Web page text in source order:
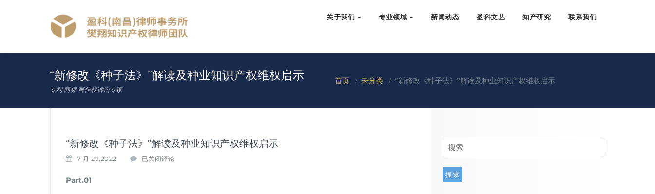
关于我们 专业领域 新闻动态 盈科文丛 知产研究 联系我们
“新修改《种子法》”解读及种业知识产权维权启示
专利 商标 著作权诉讼专家
首页 / 未分类 / “新修改《种子法》”解读及种业知识产权维权启示
“新修改《种子法》”解读及种业知识产权维权启示
7 月 29,2022
“新
已关闭评论
Part.01